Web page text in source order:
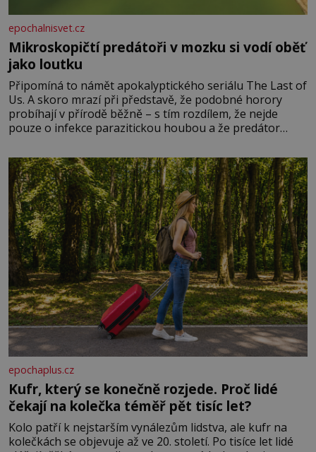
epochalnisvet.cz
Mikroskopičtí predátoři v mozku si vodí oběť
jako loutku
Připomíná to námět apokalyptického seriálu The Last of
Us. A skoro mrazí při představě, že podobné horory
probíhají v přírodě běžně – s tím rozdílem, že nejde
pouze o infekce parazitickou houbou a že predátor
živočichy, než je člověk. Najít skutečné zombie není nic
nemožného ani v naší přírodě.
epochaplus.cz
Kufr, který se konečně rozjede. Proč lidé
čekají na kolečka téměř pět tisíc let?
Kolo patří k nejstarším vynálezům lidstva, ale kufr na
kolečkách se objevuje až ve 20. století. Po tisíce let lidé